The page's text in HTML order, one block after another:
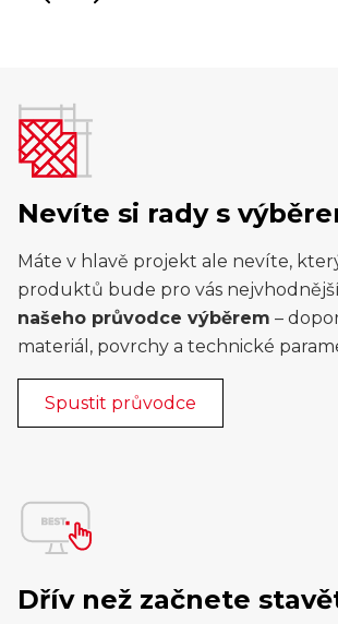
Nevíte si rady s
Máte v hlavě projekt ale nevíte,
produktů bude pro vás
našeho průvodce výběrem –
materiál, povrchy a technické
Spustit průvodce
Dřív než začnete